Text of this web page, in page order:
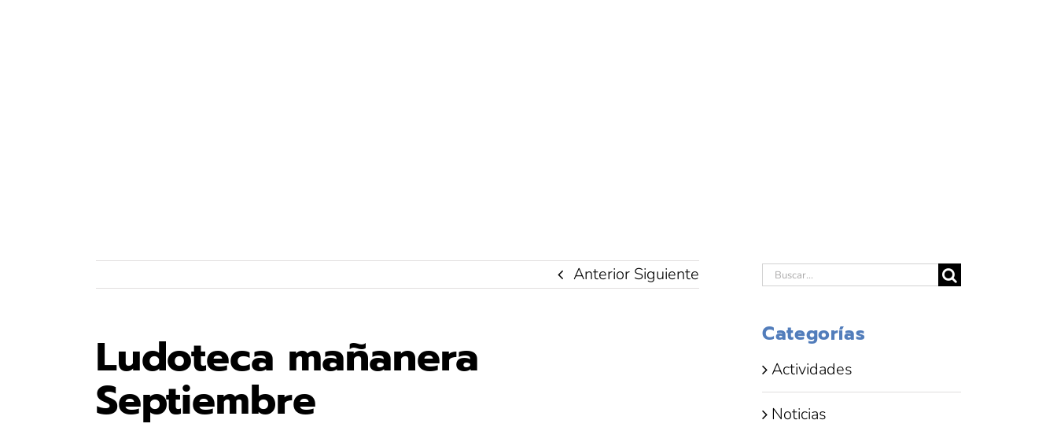
Anterior Siguiente
Ludoteca mañanera
Septiembre
Buscar:
Categorías
Actividades
Noticias